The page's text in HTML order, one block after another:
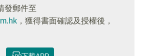
發郵件至
，獲得書面確認及授權後，